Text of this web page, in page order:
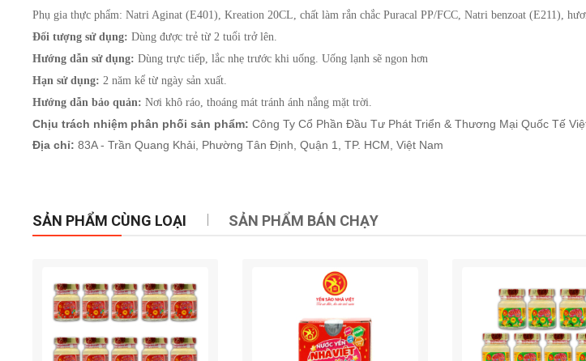
Phụ gia thực phẩm: Natri Aginat (E401), Kreation 20CL, chất làm rắn chắc Puracal PP/FCC, Natri benzoat (E211),
Đối tượng sử dụng: Dùng được trẻ từ 2 tuổi trở lên.
Hướng dẫn sử dụng: Dùng trực tiếp, lắc nhẹ trước khi uống. Uống lạnh sẽ ngon hơn
Hạn sử dụng:
Hướng dẫn bảo quản: Nơi khô ráo, thoáng mát tránh ánh nắng mặt trời.
Chịu trách nhiệm phân phối sản phẩm: Công Ty Cổ Phần Đầu Tư Phát Triển & Thương Mại Quốc Tế Việt
Địa chỉ: 83A - Trần Quang Khải, Phường Tân Định, Quận 1, TP. HCM, Việt Nam
SẢN PHẨM CÙNG LOẠI SẢN PHẨM BÁN CHẠY